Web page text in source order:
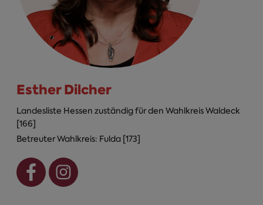
Esther Dilcher
Landesliste Hessen zuständig für den Wahlkreis Waldeck
[166]
Betreuter Wahlkreis: Fulda [173]